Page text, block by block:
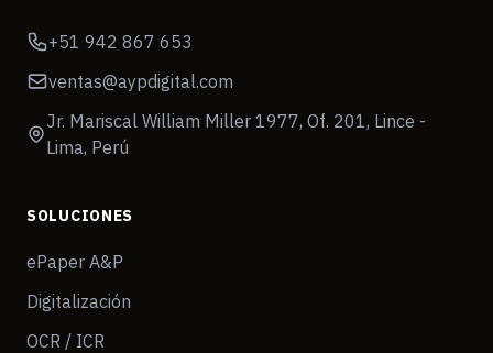
+51 942 867 653
ventas@aypdigital.com
Jr. Mariscal William Miller 1977, Of. 201, Lince -
Lima, Perú
SOLUCIONES
ePaper A&P
Digitalización
OCR / ICR